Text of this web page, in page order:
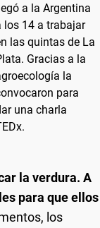
puntos del país.
Servimos la
que le reclaman
por semana.
Revista Garganta
la verdura. A
para que ellos
los